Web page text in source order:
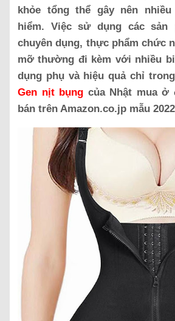
khỏe tổng thể gây nên
hiểm. Việc sử dụng các sản
chuyên dụng, thực phẩm chức
mỡ thường đi kèm với nhiều
dụng phụ và hiệu quả chỉ
Gen nịt bụng của Nhật mua ở
bán trên Amazon.co.jp mẫu